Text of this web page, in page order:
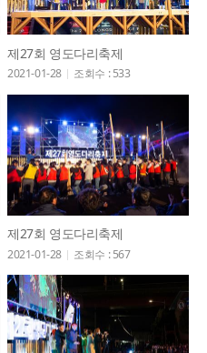
제27회 영도다리축제
2021-01-28 조회수 : 533
제27회 영도다리축제
2021-01-28 조회수 : 567